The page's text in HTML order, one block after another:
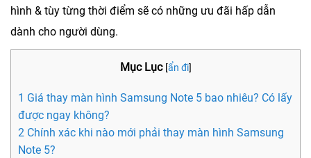
hình & tùy từng thời điểm sẽ có những ưu đãi hấp dẫn
dành cho người dùng.
Mục Lục [ẩn đi]
1 Giá thay màn hình Samsung Note 5 bao nhiêu? Có lấy
được ngay không?
2 Chính xác khi nào mới phải thay màn hình Samsung
Note 5?